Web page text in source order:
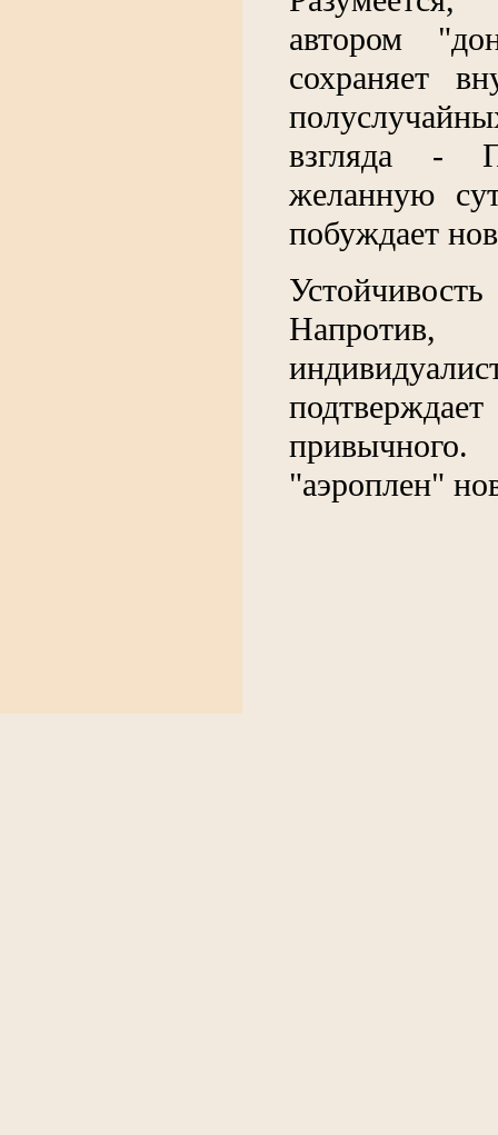
автором
сохраняет
взгляда -
желанную
побуждает
Напротив,
"аэроплен"